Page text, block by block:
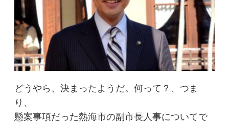
どうやら、決まったようだ。何って？、つま
り、
懸案事項だった熱海市の副市長人事についてで